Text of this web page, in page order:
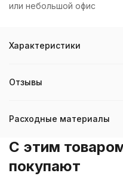
или небольшой офис
Характеристики
Отзывы
Расходные материалы
C этим
покупают